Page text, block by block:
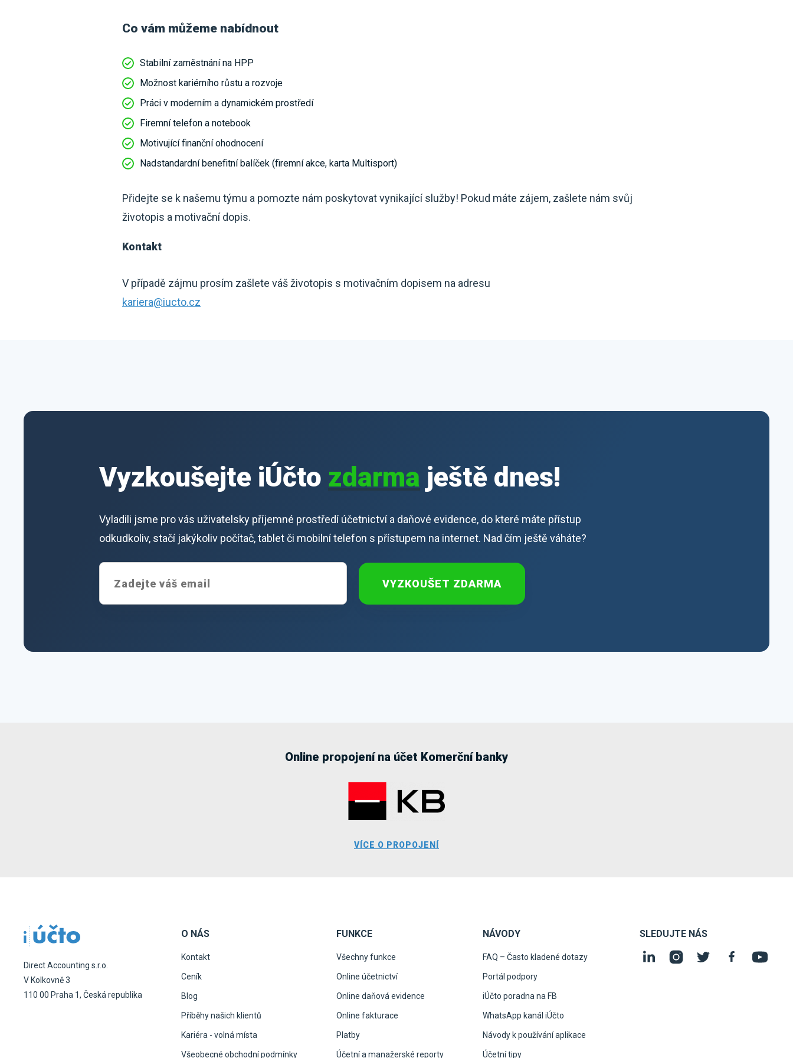
Co vám můžeme nabídnout
Stabilní zaměstnání na HPP
Možnost kariérního růstu a rozvoje
Práci v moderním a dynamickém prostředí
Firemní telefon a notebook
Motivující finanční ohodnocení
Nadstandardní benefitní balíček (firemní akce, karta Multisport)
Přidejte se k našemu týmu a pomozte nám poskytovat vynikající služby! Pokud máte zájem, zašlete nám svůj
životopis a motivační dopis.
Kontakt
V případě zájmu prosím zašlete váš životopis s motivačním dopisem na adresu
kariera@iucto.cz
Vyzkoušejte iÚčto zdarma ještě dnes!
Vyladili jsme pro vás uživatelsky příjemné prostředí účetnictví a daňové evidence, do které máte přístup
odkudkoliv, stačí jakýkoliv počítač, tablet či mobilní telefon s přístupem na internet. Nad čím ještě váháte?
VYZKOUŠET ZDARMA
Online propojení na účet Komerční banky
VÍCE O PROPOJENÍ
Direct Accounting s.r.o.
V Kolkovně 3
110 00 Praha 1, Česká republika
O NÁS
Kontakt
Ceník
Blog
Příběhy našich klientů
Kariéra - volná místa
Všeobecné obchodní podmínky
FUNKCE
Všechny funkce
Online účetnictví
Online daňová evidence
Online fakturace
Platby
Účetní a manažerské reporty
NÁVODY
FAQ – Často kladené dotazy
Portál podpory
iÚčto poradna na FB
WhatsApp kanál iÚčto
Návody k používání aplikace
Účetní tipy
SLEDUJTE NÁS